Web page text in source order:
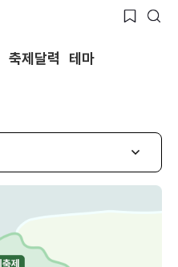
축제달력 테마